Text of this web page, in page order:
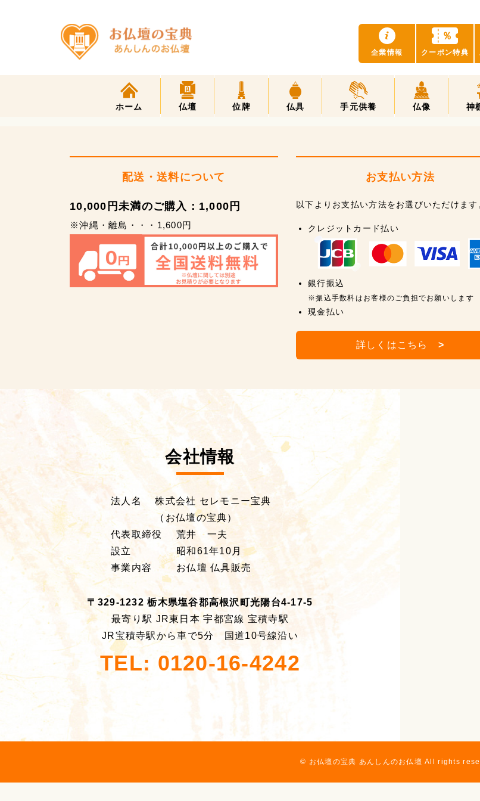
企業情報
％
クーポン特典
ホーム 仏壇 位牌 仏具 手元供養 仏像 神
配送・送料について
10,000円未満のご購入：1,000円
※沖縄・離島・・・1,600円
お支払い方法
以下よりお支払い方法をお選びいただけます
クレジットカード払い
銀行振込
※振込手数料はお客様のご負担でお願いします
現金払い
詳しくはこちら >
会社情報
法人名
株式会社 セレモニー宝典
（お仏壇の宝典）
代表取締役
荒井 一夫
設立
昭和61年10月
事業内容
お仏壇 仏具販売
〒329-1232 栃木県塩谷郡高根沢町光陽台4-17-5
最寄り駅 JR東日本 宇都宮線 宝積寺駅
JR宝積寺駅から車で5分 国道10号線沿い
TEL: 0120-16-4242
© お仏壇の宝典 あんしんのお仏壇 All rights